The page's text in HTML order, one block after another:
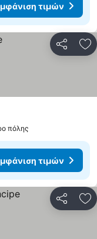
τιμών
πόλης
τιμών